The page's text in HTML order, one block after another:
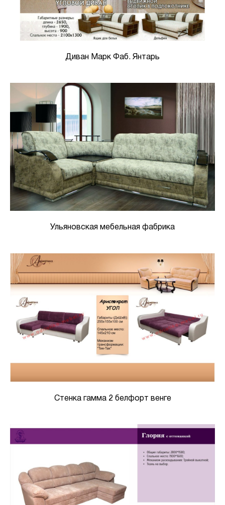
Диван Марк Фаб. Янтарь
Ульяновская мебельная фабрика
Стенка гамма 2 белфорт венге